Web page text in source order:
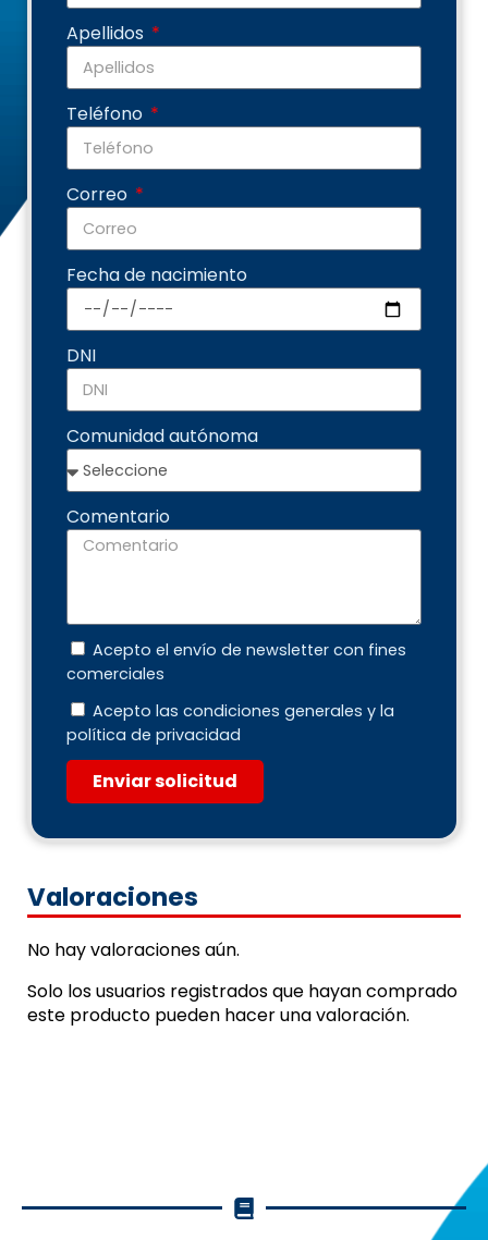
Apellidos
Teléfono
Correo
Fecha de nacimiento
DNI
Comunidad autónoma
Comentario
Acepto el envío de newsletter con fines
comerciales
Acepto las condiciones generales y la
política de privacidad
Enviar solicitud
Valoraciones
No hay valoraciones aún.
Solo los usuarios registrados que hayan comprado
este producto pueden hacer una valoración.